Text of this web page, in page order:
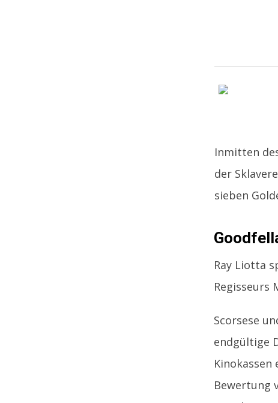
Inmitten
der
sieben
Ray Liotta
Regisseurs
Scorsese
endgültige
Bewertung